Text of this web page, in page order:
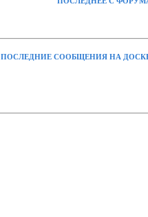
ПОСЛЕДНИЕ СООБЩЕНИЯ НА